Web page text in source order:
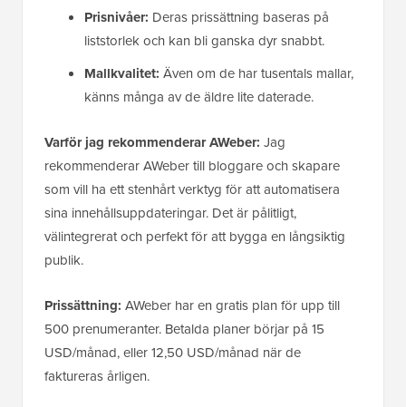
Prisnivåer: Deras prissättning baseras på
liststorlek och kan bli ganska dyr snabbt.
Mallkvalitet: Även om de har tusentals mallar,
känns många av de äldre lite daterade.
Varför jag rekommenderar AWeber: Jag
rekommenderar AWeber till bloggare och skapare
som vill ha ett stenhårt verktyg för att automatisera
sina innehållsuppdateringar. Det är pålitligt,
välintegrerat och perfekt för att bygga en långsiktig
publik.
Prissättning: AWeber har en gratis plan för upp till
500 prenumeranter. Betalda planer börjar på 15
USD/månad, eller 12,50 USD/månad när de
faktureras årligen.